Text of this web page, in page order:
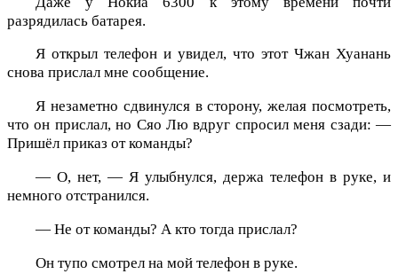
разрядилась батарея.
Я открыл телефон и увидел, что этот Чжан Хуанань
снова прислал мне сообщение.
Я незаметно сдвинулся в сторону, желая посмотреть,
что он прислал, но Сяо Лю вдруг спросил меня сзади: —
Пришёл приказ от команды?
— О, нет, — Я улыбнулся, держа телефон в руке, и
немного отстранился.
— Не от команды? А кто тогда прислал?
Он тупо смотрел на мой телефон в руке.